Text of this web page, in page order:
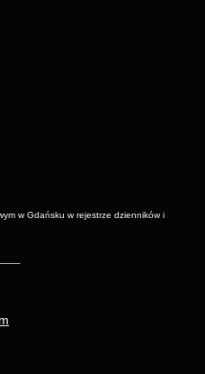
w Gdańsku w rejestrze dzienników i